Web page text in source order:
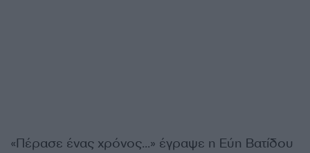
«Πέρασε ένας χρόνος…» έγραψε η Εύη Βατίδου